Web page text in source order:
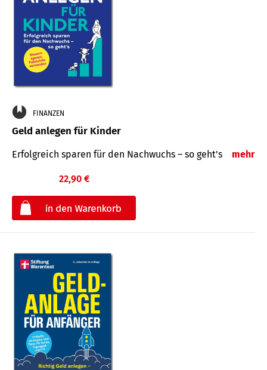
FINANZEN
Geld anlegen für Kinder
Erfolgreich sparen für den Nachwuchs – so geht's mehr
22,90 €